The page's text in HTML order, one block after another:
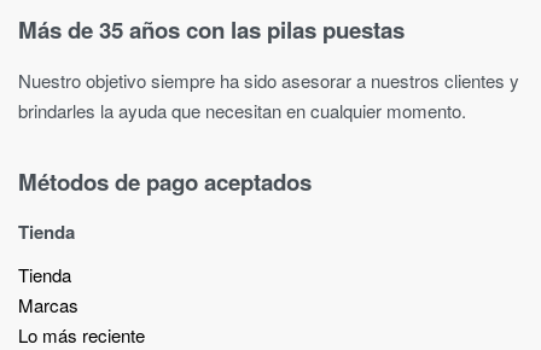
Más de 35 años con las pilas puestas
Nuestro objetivo siempre ha sido asesorar a nuestros clientes y
brindarles la ayuda que necesitan en cualquier momento.
Métodos de pago aceptados
Tienda
Tienda
Marcas
Lo más reciente​